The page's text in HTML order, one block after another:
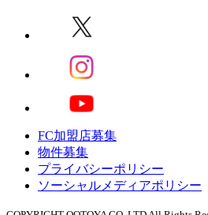
FC加盟店募集
物件募集
プライバシーポリシー
ソーシャルメディアポリシー